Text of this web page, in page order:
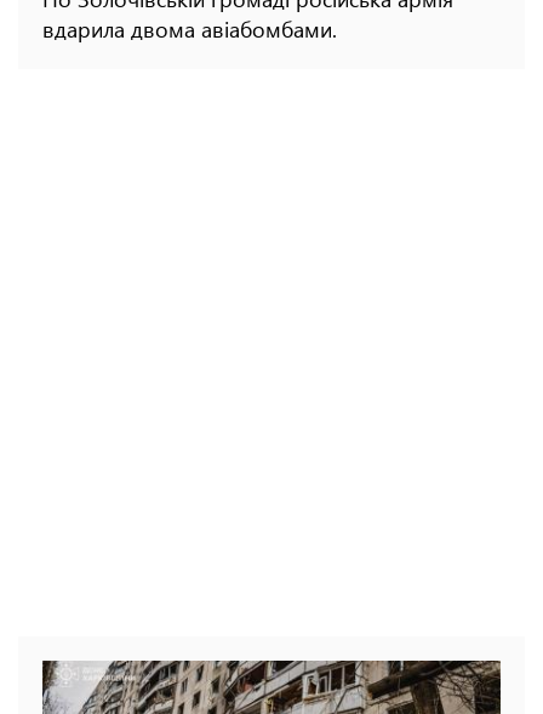
вдарила двома авіабомбами.